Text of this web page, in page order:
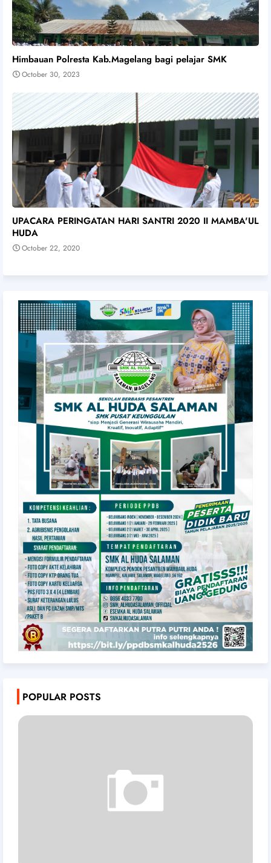
Himbauan Polresta Kab.Magelang bagi pelajar SMK
October 30, 2023
UPACARA PERINGATAN HARI SANTRI 2020 II MAMBA'UL
HUDA
October 22, 2020
POPULAR POSTS